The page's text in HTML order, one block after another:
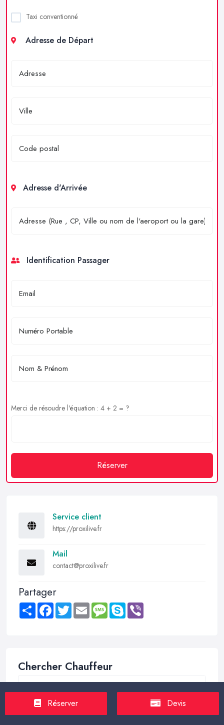
Taxi conventionné
Adresse de Départ
Adresse d'Arrivée
Identification Passager
Merci de résoudre l'équation : 4 + 2 = ?
Réserver
Service client
https://proxilive.fr
Mail
contact@proxilive.fr
Partager
Share FacebookTwitter Email MessageSkype
Chercher Chauffeur
Réserver Devis